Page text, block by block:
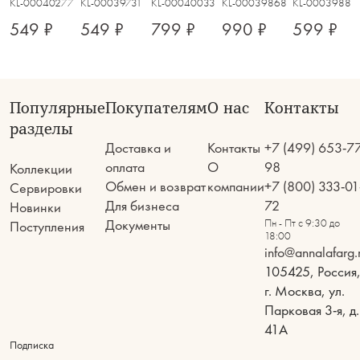
KL-00040277
549 ₽
KL-00039731
549 ₽
KL-00040033
799 ₽
KL-00039868
990 ₽
KL-00039889
599 ₽
Популярные
разделы
Коллекции
Сервировки
Новинки
Поступления
Покупателям
Доставка и
оплата
Обмен и возврат
Для бизнеса
Документы
О нас
Контакты
О
компании
Контакты
+7 (499) 653-
98
+7 (800) 333-
72
Пн - Пт с 9:30 до
18:00
105425, Россия,
г. Москва, ул.
Парковая 3-я, д.
41А
Подписка